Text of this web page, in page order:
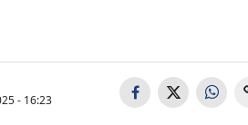
- 16:23